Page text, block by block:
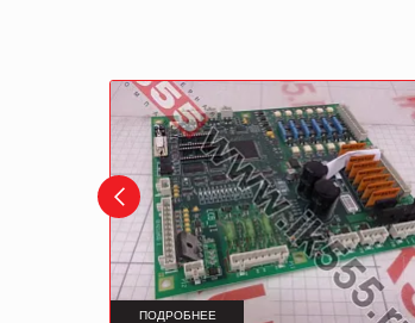
ПОДРОБНЕЕ